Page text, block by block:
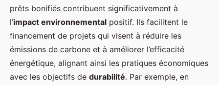
prêts bonifiés contribuent significativement à
l’impact environnemental positif. Ils facilitent le
financement de projets qui visent à réduire les
émissions de carbone et à améliorer l’efficacité
énergétique, alignant ainsi les pratiques économiques
avec les objectifs de durabilité. Par exemple, en